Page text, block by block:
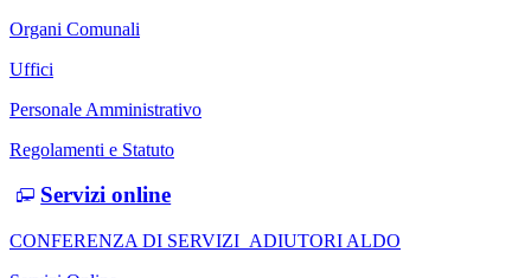
Organi Comunali
Uffici
Personale Amministrativo
Regolamenti e Statuto
Servizi online
CONFERENZA DI SERVIZI_ADIUTORI ALDO